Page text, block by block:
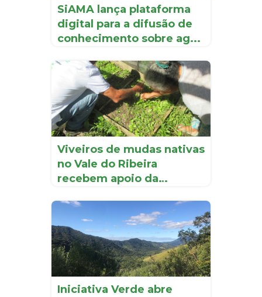
SiAMA lança plataforma
digital para a difusão de
conhecimento sobre ag...
Viveiros de mudas nativas
no Vale do Ribeira
recebem apoio da
Iniciativa Verde abre